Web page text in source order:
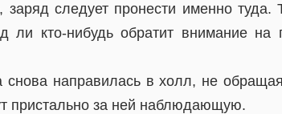
заряд следует пронести именно
ли кто-нибудь обратит внимание на
направилась в холл, не
пристально за ней наблюдающую.